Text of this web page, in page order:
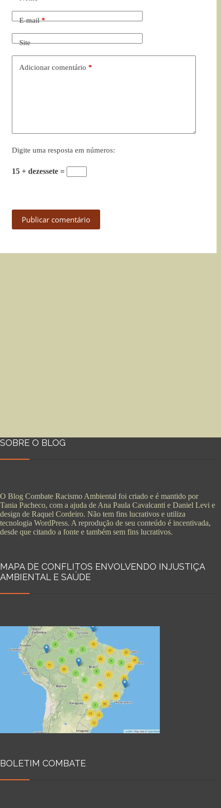
E-mail*
Site
Adicionar comentário *
Digite uma resposta em números:
15 + dezessete =
Publicar comentário
SOBRE O BLOG
O Blog Combate Racismo Ambiental foi criado e é mantido por
Tania Pacheco, com a ajuda de Ana Paula Cavalcanti e Daniel Levi e
design de Raquel Cordeiro. Não tem fins lucrativos e utiliza
tecnologia WordPress. A reprodução de seu conteúdo é incentivada,
desde que citando a fonte e também sem fins lucrativos.
MAPA DE CONFLITOS ENVOLVENDO INJUSTIÇA
AMBIENTAL E SAÚDE
BOLETIM COMBATE